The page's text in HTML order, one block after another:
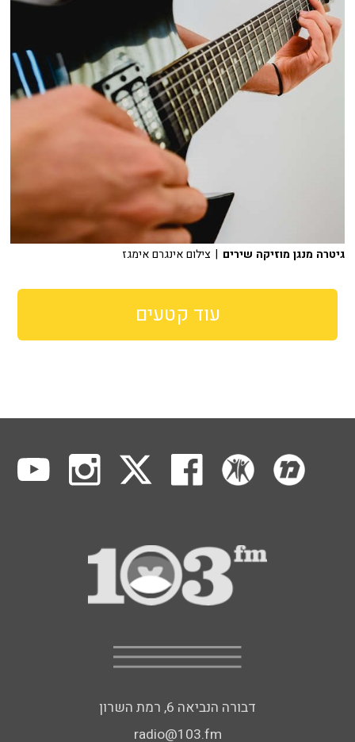
גיטרה מנגן מוזיקה שירים | צילום אינגרם אימגז
עוד קטעים
דבורה הנביאה 6, רמת השרון
radio@103.fm